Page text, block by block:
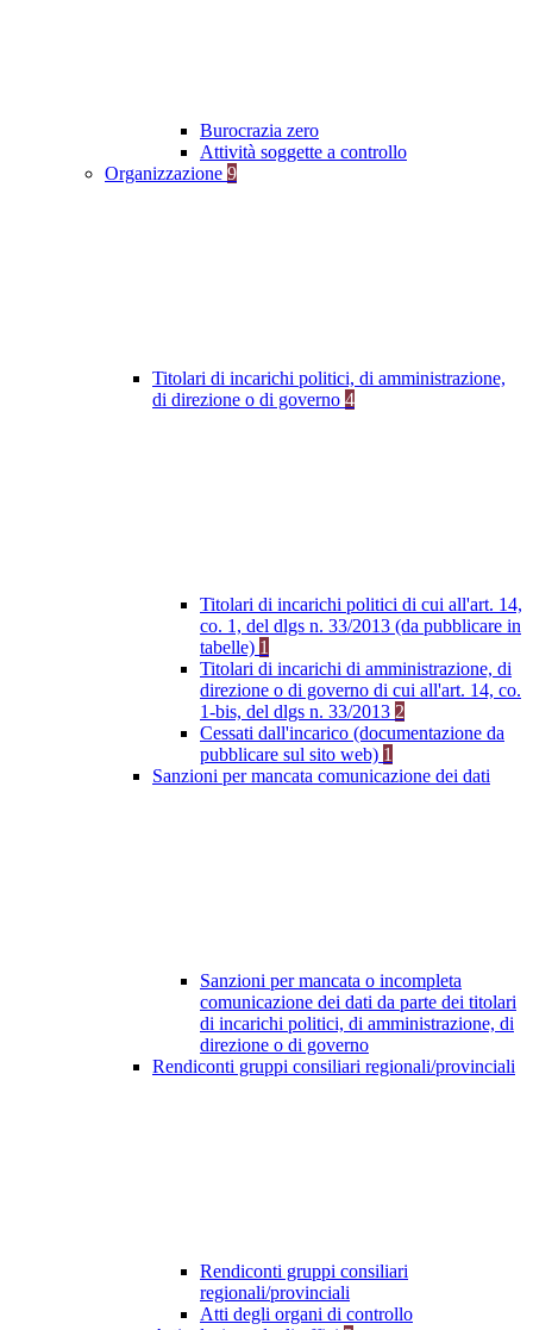
Burocrazia zero
Attività soggette a controllo
Organizzazione 9
Titolari di incarichi politici, di amministrazione,
di direzione o di governo 4
Titolari di incarichi politici di cui all'art. 14,
co. 1, del dlgs n. 33/2013 (da pubblicare in
tabelle) 1
Titolari di incarichi di amministrazione, di
direzione o di governo di cui all'art. 14, co.
1-bis, del dlgs n. 33/2013 2
Cessati dall'incarico (documentazione da
pubblicare sul sito web) 1
Sanzioni per mancata comunicazione dei dati
Sanzioni per mancata o incompleta
comunicazione dei dati da parte dei titolari
di incarichi politici, di amministrazione, di
direzione o di governo
Rendiconti gruppi consiliari regionali/provinciali
Rendiconti gruppi consiliari
regionali/provinciali
Atti degli organi di controllo